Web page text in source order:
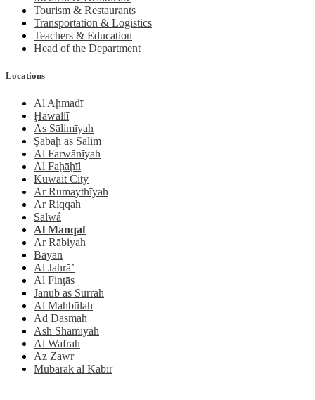
Tourism & Restaurants
Transportation & Logistics
Teachers & Education
Head of the Department
Locations
Al Aḩmadī
Ḩawallī
As Sālimīyah
Şabāḩ as Sālim
Al Farwānīyah
Al Faḩāḩīl
Kuwait City
Ar Rumaythīyah
Ar Riqqah
Salwá
Al Manqaf
Ar Rābiyah
Bayān
Al Jahrā’
Al Finţās
Janūb as Surrah
Al Mahbūlah
Ad Dasmah
Ash Shāmīyah
Al Wafrah
Az Zawr
Mubārak al Kabīr